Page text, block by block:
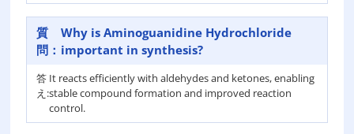
質
問：
Why is Aminoguanidine Hydrochloride
important in synthesis?
答
え:
It reacts efficiently with aldehydes and ketones, enabling
stable compound formation and improved reaction
control.